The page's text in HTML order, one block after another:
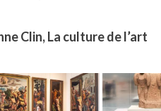
Clin, La culture de l’art